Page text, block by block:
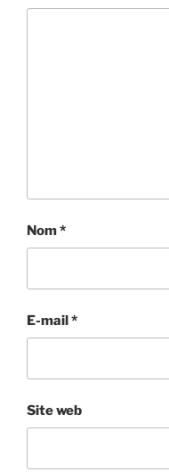
Nom*
E-mail*
Site web